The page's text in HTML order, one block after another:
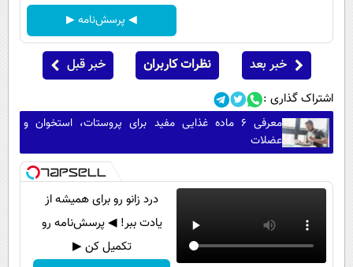
◀ پرسش‌نامه ▶
خبر بعد نظرات کاربران خبر قبل
اشتراک گذاری :
معرفی ۶ ماده غذایی مفید برای پروستات، استخوان و
عضلات
درد زانو رو برای همیشه از
یادت ببر! ◀ پرسش‌نامه رو
تکمیل کن ▶